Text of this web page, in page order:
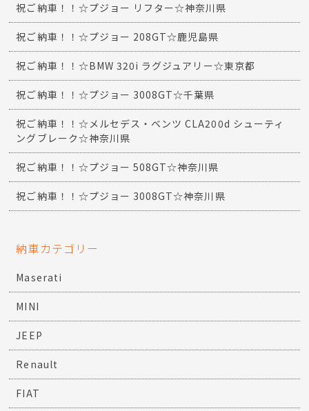
祝ご納車！！☆プジョー リフター☆神奈川県
祝ご納車！！☆プジョー 208GT☆鹿児島県
祝ご納車！！☆BMW 320i ラグジュアリー☆東京都
祝ご納車！！☆プジョー 3008GT☆千葉県
祝ご納車！！☆メルセデス・ベンツ CLA200d シューティ
ングブレーク☆神奈川県
祝ご納車！！☆プジョー 508GT☆神奈川県
祝ご納車！！☆プジョー 3008GT☆神奈川県
納車カテゴリー
Maserati
MINI
JEEP
Renault
FIAT